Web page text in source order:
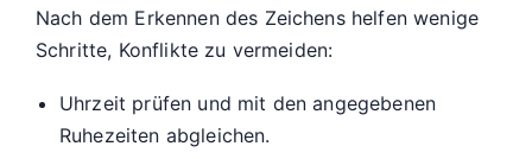
Nach dem Erkennen des Zeichens helfen wenige
Schritte, Konflikte zu vermeiden:
Uhrzeit prüfen und mit den angegebenen
Ruhezeiten abgleichen.